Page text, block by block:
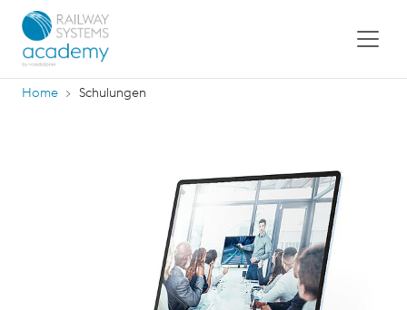
Home Schulungen